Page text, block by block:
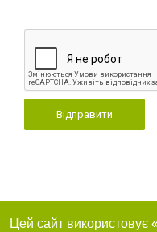
Відправити
Цей сайт використовує